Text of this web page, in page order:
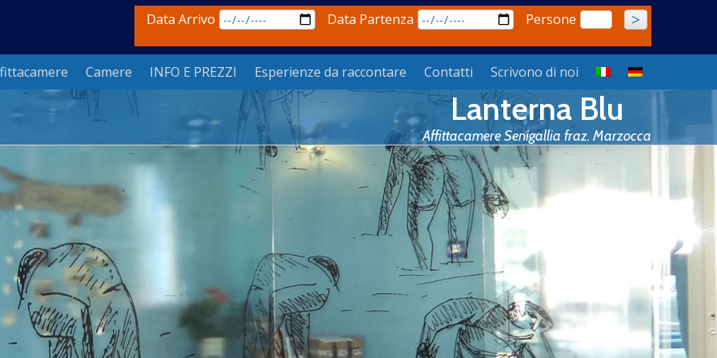
Data Arrivo Data Partenza Persone
Camere INFO E PREZZI Esperienze da raccontare Contatti Scrivono di noi
Lanterna Blu
Affittacamere Senigallia fraz. Marzocca